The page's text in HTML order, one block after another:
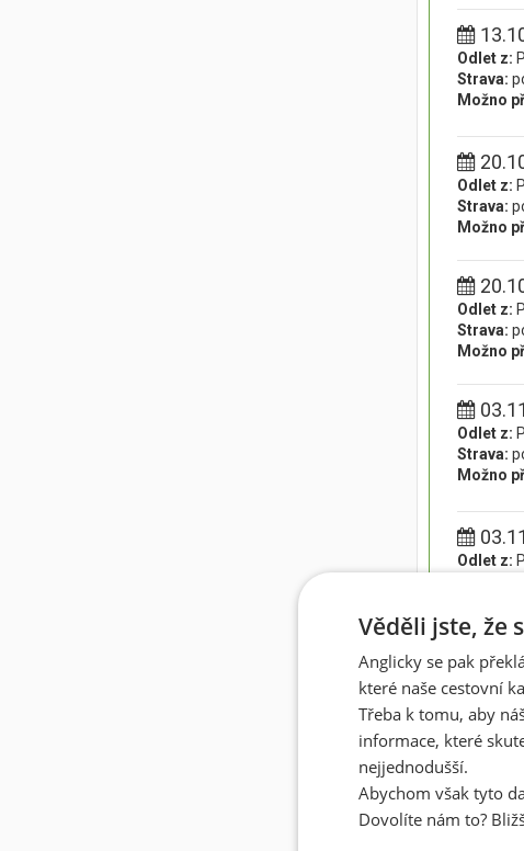
Odlet z:
Strava:
Možno
Odlet z:
Strava:
Možno
Odlet z:
Strava:
Možno
Odlet z:
Strava:
Možno
Odlet z:
Odlet z:
Strava:
Možno
Odlet z:
Věděli jste, že
Anglicky se pak
které naše cestovní
Třeba k tomu, aby
informace, které
nejjednodušší.
Abychom však tyto
Dovolíte nám to?